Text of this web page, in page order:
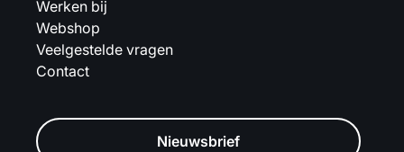
Werken bij
Webshop
Veelgestelde vragen
Contact
Nieuwsbrief